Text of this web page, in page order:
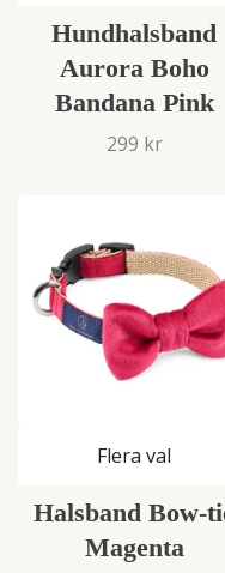
Hundhalsband
Aurora Boho
Bandana Pink
299 kr
Flera val
Halsband Bow-
Magenta